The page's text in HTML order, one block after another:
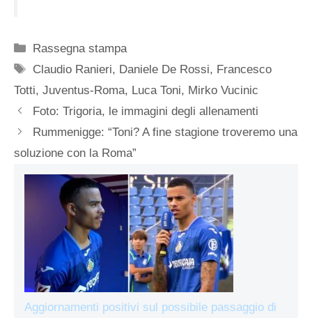
Categorie
Rassegna stampa
Tag
Claudio Ranieri, Daniele De Rossi, Francesco
Totti, Juventus-Roma, Luca Toni, Mirko Vucinic
Foto: Trigoria, le immagini degli allenamenti
Rummenigge: “Toni? A fine stagione troveremo una
soluzione con la Roma”
Aggiornamenti positivi sul possibile passaggio di